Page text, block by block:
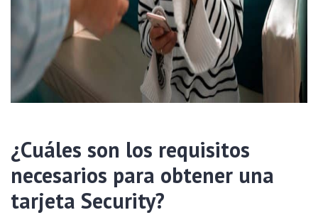
¿Cuáles son los requisitos
necesarios para obtener una
tarjeta Security?